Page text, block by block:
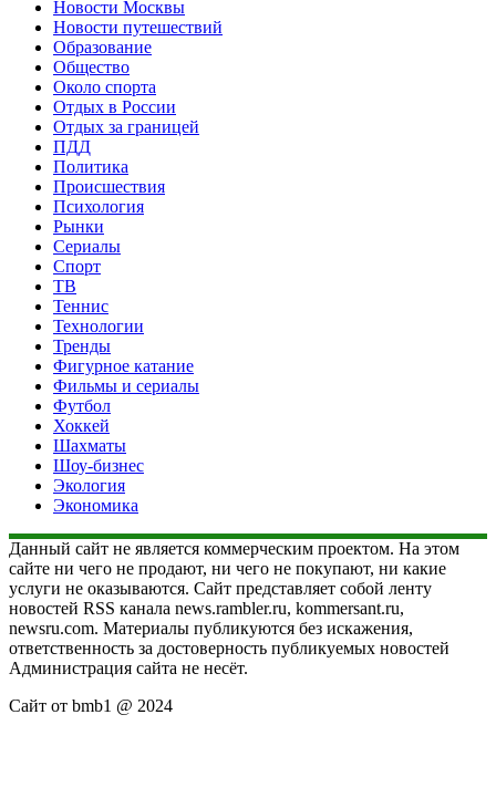
Новости Москвы
Новости путешествий
Образование
Общество
Около спорта
Отдых в России
Отдых за границей
ПДД
Политика
Происшествия
Психология
Рынки
Сериалы
Спорт
ТВ
Теннис
Технологии
Тренды
Фигурное катание
Фильмы и сериалы
Футбол
Хоккей
Шахматы
Шоу-бизнес
Экология
Экономика
Данный сайт не является коммерческим проектом. На этом
сайте ни чего не продают, ни чего не покупают, ни какие
услуги не оказываются. Сайт представляет собой ленту
новостей RSS канала news.rambler.ru, kommersant.ru,
newsru.com. Материалы публикуются без искажения,
ответственность за достоверность публикуемых новостей
Администрация сайта не несёт.
Сайт от bmb1 @ 2024